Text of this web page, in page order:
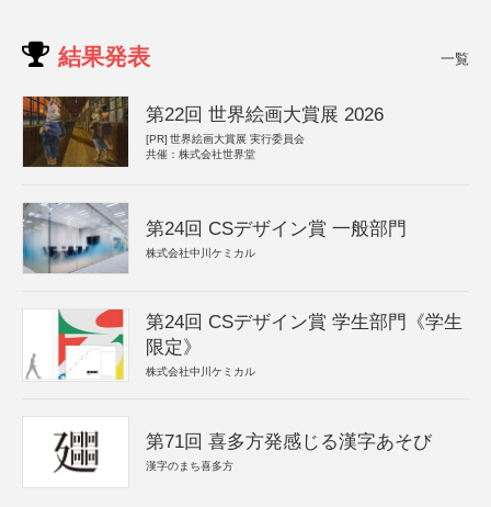
結果発表 一覧
第22回 世界絵画大賞展 2026
[PR] 世界絵画大賞展 実行委員会
共催：株式会社世界堂
第24回 CSデザイン賞 一般部門
株式会社中川ケミカル
第24回 CSデザイン賞 学生部門《学生
限定》
株式会社中川ケミカル
第71回 喜多方発感じる漢字あそび
漢字のまち喜多方